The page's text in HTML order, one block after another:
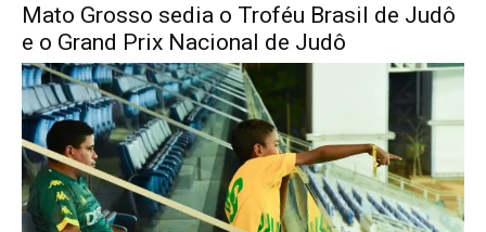
Mato Grosso sedia o Troféu Brasil de Judô
e o Grand Prix Nacional de Judô